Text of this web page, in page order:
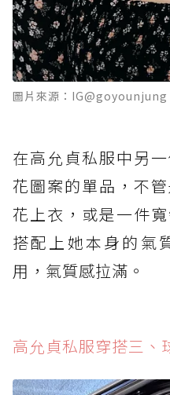
圖片來源：IG@goyounjung
在高允貞私服中另
花圖案的單品，不
花上衣，或是一件
搭配上她本身的氣
用，氣質感拉滿。
高允貞私服穿搭三、